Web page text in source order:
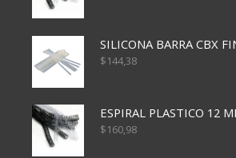
$144,38
$160,98